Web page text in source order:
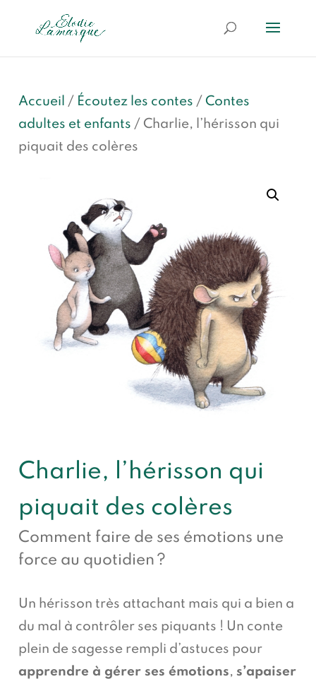
Accueil / Écoutez les contes / Contes
adultes et enfants / Charlie, l’hérisson qui
piquait des colères
Charlie, l’hérisson qui
piquait des colères
Comment faire de ses émotions une
force au quotidien ?
Un hérisson très attachant mais qui a bien a
du mal à contrôler ses piquants ! Un conte
plein de sagesse rempli d’astuces pour
apprendre à gérer ses émotions, s’apaiser